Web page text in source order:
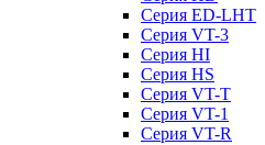
Серия ED-LHT
Серия VT-3
Серия HI
Серия HS
Серия VT-T
Серия VT-1
Серия VT-R